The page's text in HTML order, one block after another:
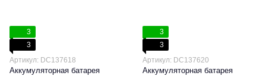
3
3
Артикул: DC137618
Аккумуляторная батарея
3
3
Артикул: DC137620
Аккумуляторная батарея